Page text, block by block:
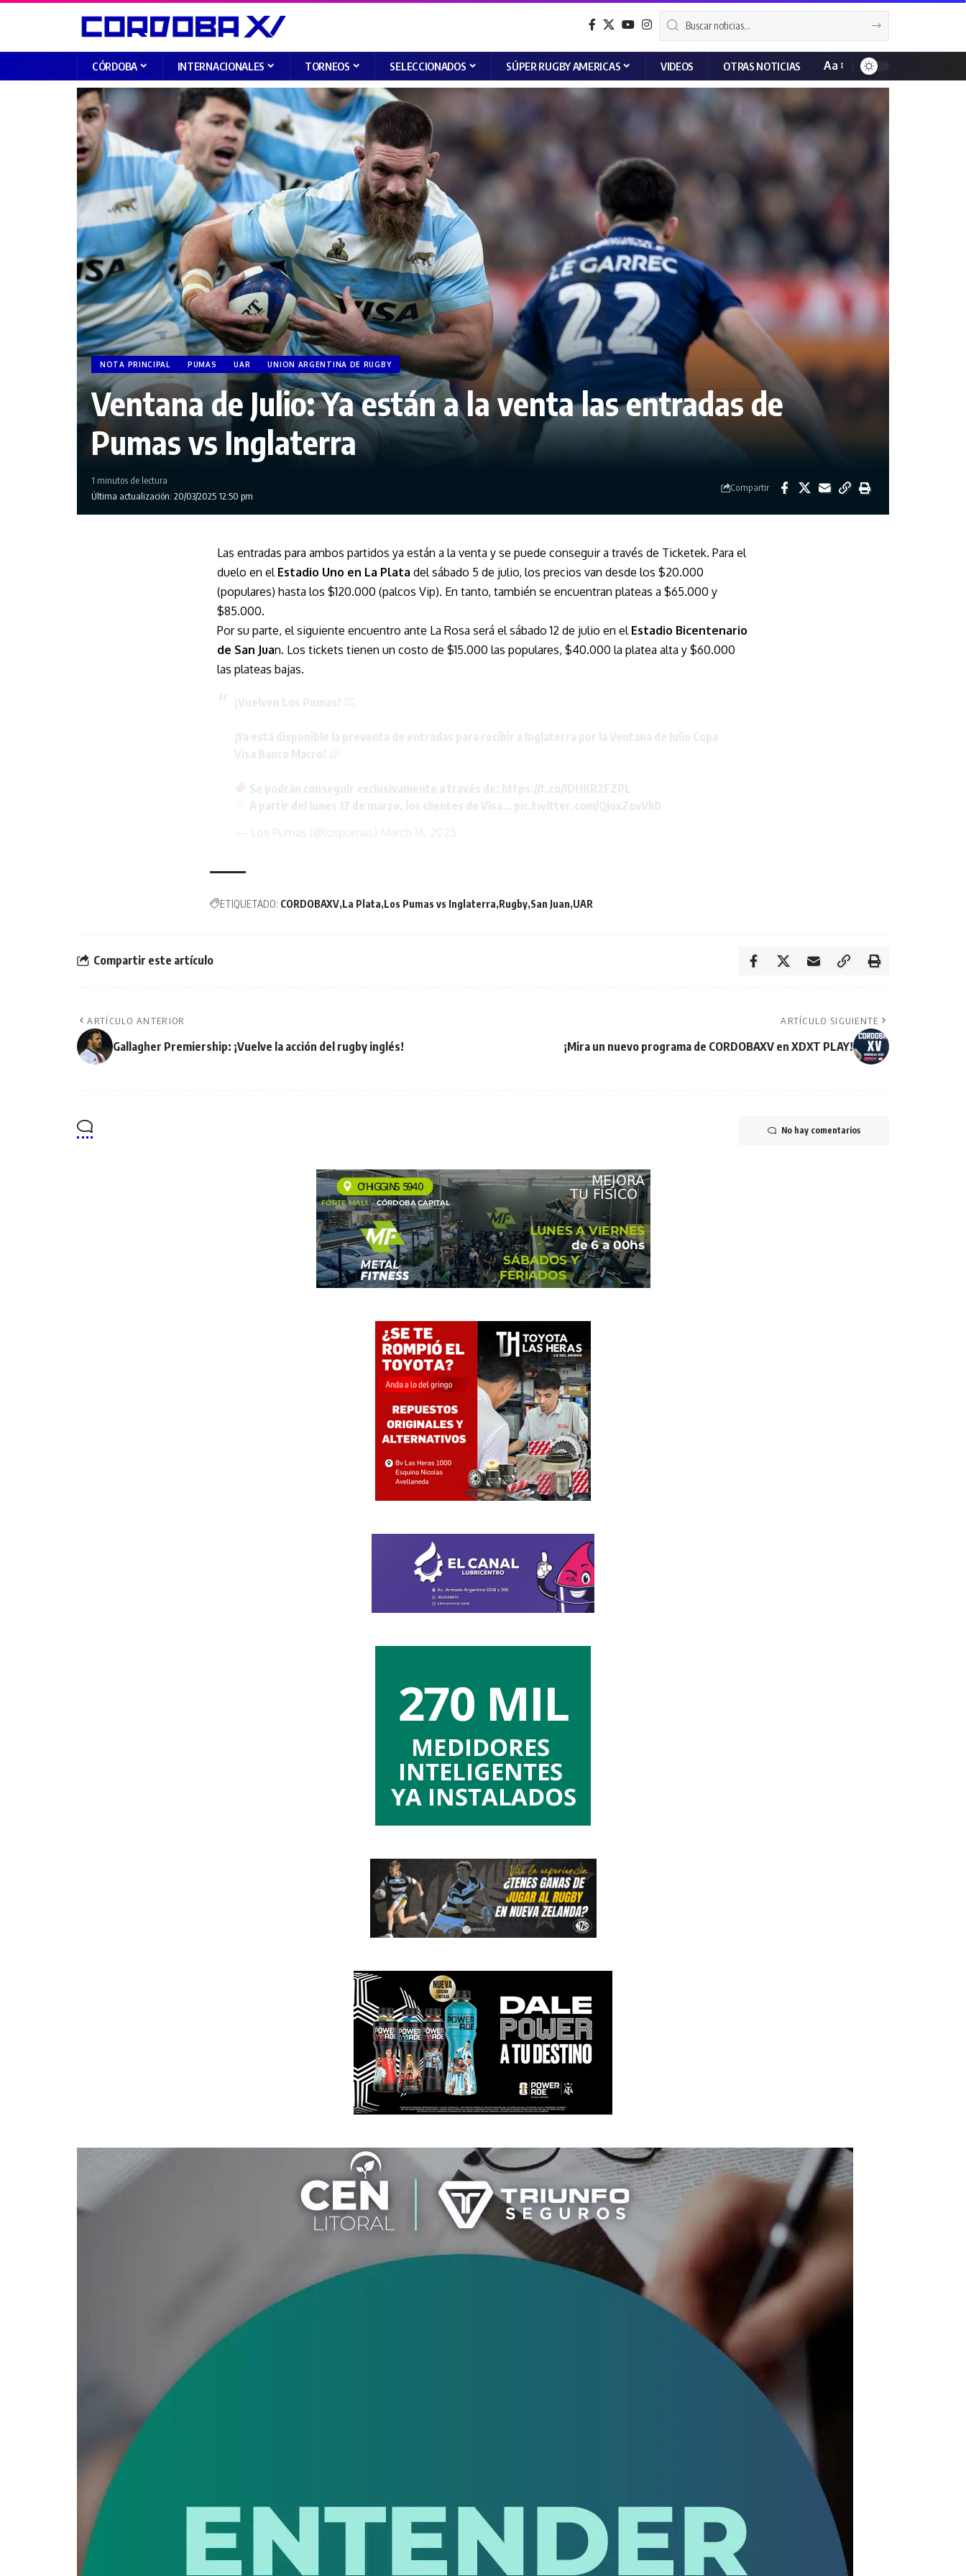
CÓRDOBA INTERNACIONALES TORNEOS SELECCIONADOS SÚPER RUGBY AMERICAS VIDEOS OTRAS NOTICIAS Aa
NOTA PRINCIPAL PUMAS UAR UNION ARGENTINA DE RUGBY
Ventana de Julio: Ya están a la venta las entradas de
Pumas vs Inglaterra
Última actualización: 20/03/2025 12:50 pm
1 minutos de lectura
Compartir
Las entradas para ambos partidos ya están a la venta y se puede conseguir a través de Ticketek. Para el
duelo en el Estadio Uno en La Plata del sábado 5 de julio, los precios van desde los $20.000
(populares) hasta los $120.000 (palcos Vip). En tanto, también se encuentran plateas a $65.000 y
$85.000.
Por su parte, el siguiente encuentro ante La Rosa será el sábado 12 de julio en el Estadio Bicentenario
de San Juan. Los tickets tienen un costo de $15.000 las populares, $40.000 la platea alta y $60.000
las plateas bajas.
ETIQUETADO: CORDOBAXV La Plata Los Pumas vs Inglaterra Rugby San Juan UAR
Compartir este artículo
ARTÍCULO ANTERIOR
Gallagher Premiership: ¡Vuelve la acción del rugby inglés!
ARTÍCULO SIGUIENTE
¡Mira un nuevo programa de CORDOBAXV en XDXT PLAY!
No hay comentarios